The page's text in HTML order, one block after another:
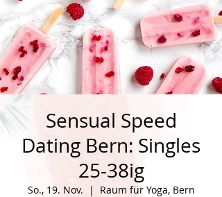
Sensual Speed
Dating Bern: Singles
25-38ig
So., 19. Nov.
  |
Raum für Yoga, Bern